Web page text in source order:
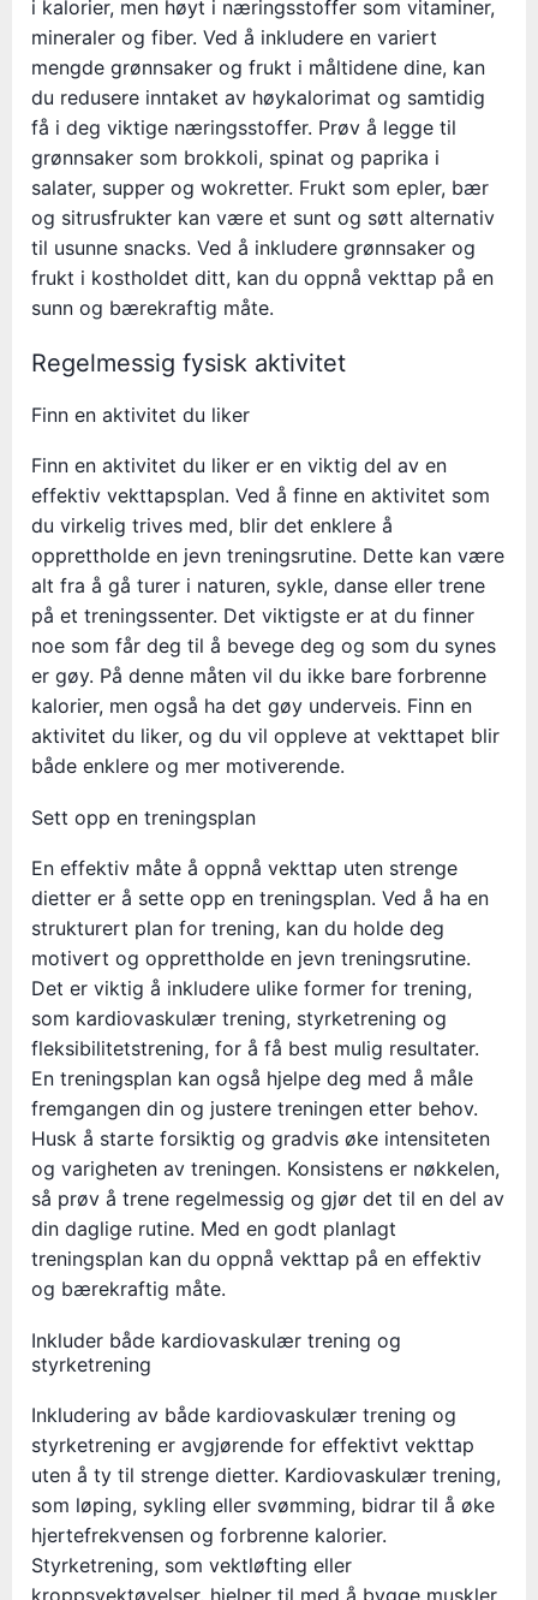
i kalorier, men høyt i næringsstoffer som vitaminer,
mineraler og fiber. Ved å inkludere en variert
mengde grønnsaker og frukt i måltidene dine, kan
du redusere inntaket av høykalorimat og samtidig
få i deg viktige næringsstoffer. Prøv å legge til
grønnsaker som brokkoli, spinat og paprika i
salater, supper og wokretter. Frukt som epler, bær
og sitrusfrukter kan være et sunt og søtt alternativ
til usunne snacks. Ved å inkludere grønnsaker og
frukt i kostholdet ditt, kan du oppnå vekttap på en
sunn og bærekraftig måte.
Regelmessig fysisk aktivitet
Finn en aktivitet du liker
Finn en aktivitet du liker er en viktig del av en
effektiv vekttapsplan. Ved å finne en aktivitet som
du virkelig trives med, blir det enklere å
opprettholde en jevn treningsrutine. Dette kan være
alt fra å gå turer i naturen, sykle, danse eller trene
på et treningssenter. Det viktigste er at du finner
noe som får deg til å bevege deg og som du synes
er gøy. På denne måten vil du ikke bare forbrenne
kalorier, men også ha det gøy underveis. Finn en
aktivitet du liker, og du vil oppleve at vekttapet blir
både enklere og mer motiverende.
Sett opp en treningsplan
En effektiv måte å oppnå vekttap uten strenge
dietter er å sette opp en treningsplan. Ved å ha en
strukturert plan for trening, kan du holde deg
motivert og opprettholde en jevn treningsrutine.
Det er viktig å inkludere ulike former for trening,
som kardiovaskulær trening, styrketrening og
fleksibilitetstrening, for å få best mulig resultater.
En treningsplan kan også hjelpe deg med å måle
fremgangen din og justere treningen etter behov.
Husk å starte forsiktig og gradvis øke intensiteten
og varigheten av treningen. Konsistens er nøkkelen,
så prøv å trene regelmessig og gjør det til en del av
din daglige rutine. Med en godt planlagt
treningsplan kan du oppnå vekttap på en effektiv
og bærekraftig måte.
Inkluder både kardiovaskulær trening og
styrketrening
Inkludering av både kardiovaskulær trening og
styrketrening er avgjørende for effektivt vekttap
uten å ty til strenge dietter. Kardiovaskulær trening,
som løping, sykling eller svømming, bidrar til å øke
hjertefrekvensen og forbrenne kalorier.
Styrketrening, som vektløfting eller